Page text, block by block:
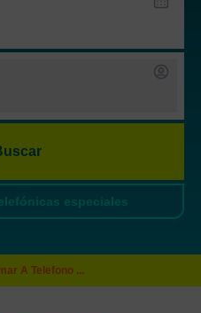
especiales
A Telefono ...